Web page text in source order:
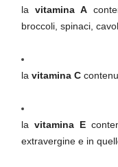
lavitamina A
broccoli, spinaci,
la vitamina C
lavitamina E
extravergine e in